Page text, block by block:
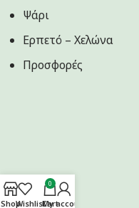
Ψάρι
Ερπετό – Χελώνα
Προσφορές
ShopWishlist
0
Cart
My account